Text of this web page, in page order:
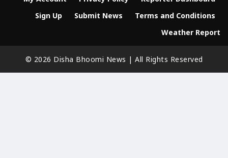
Sign Up
Submit News
Terms and Conditions
Weather Report